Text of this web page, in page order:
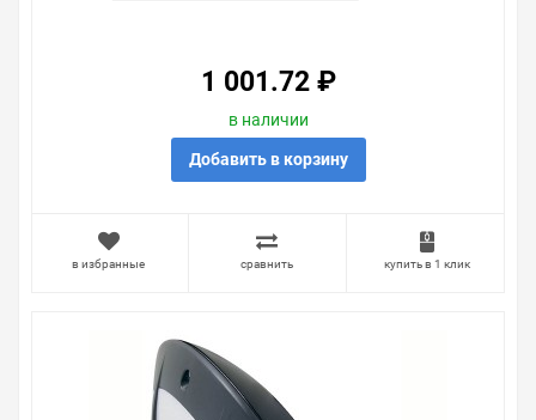
1 001.72 ₽
в наличии
Добавить в корзину
в избранные сравнить купить в 1 клик